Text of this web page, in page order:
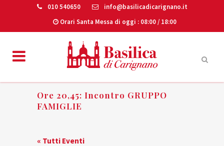
010 540650
info@basilicadicarignano.it
Orari Santa Messa di oggi : 08:00 / 18:00
Ore 20,45: Incontro GRUPPO
FAMIGLIE
« Tutti Eventi